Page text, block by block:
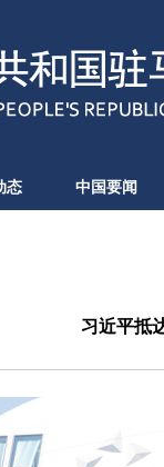
态 中国要闻
习近平抵